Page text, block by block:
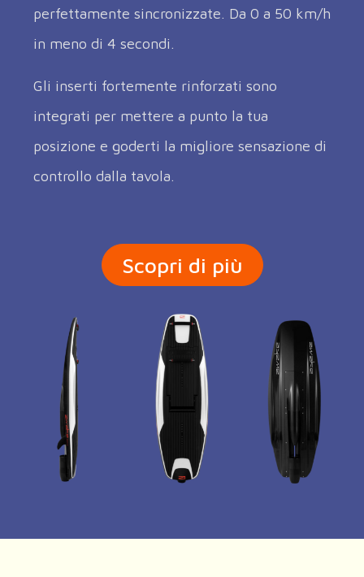
perfettamente sincronizzate. Da 0 a 50 km/h
in meno di 4 secondi.
Gli inserti fortemente rinforzati sono
integrati per mettere a punto la tua
posizione e goderti la migliore sensazione di
controllo dalla tavola.
Scopri di più